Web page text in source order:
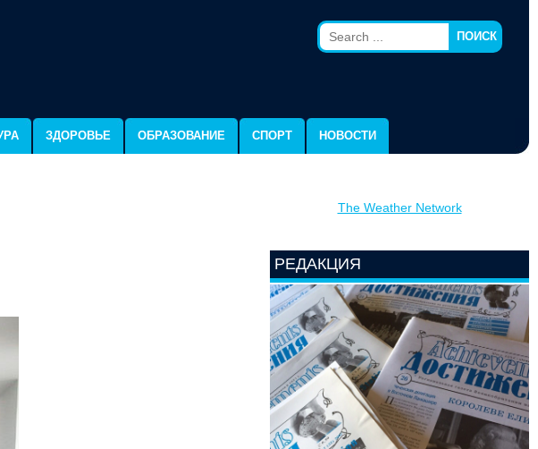
ПОИСК
ЗДОРОВЬЕ ОБРАЗОВАНИЕ СПОРТ НОВОСТИ
The Weather Network
РЕДАКЦИЯ